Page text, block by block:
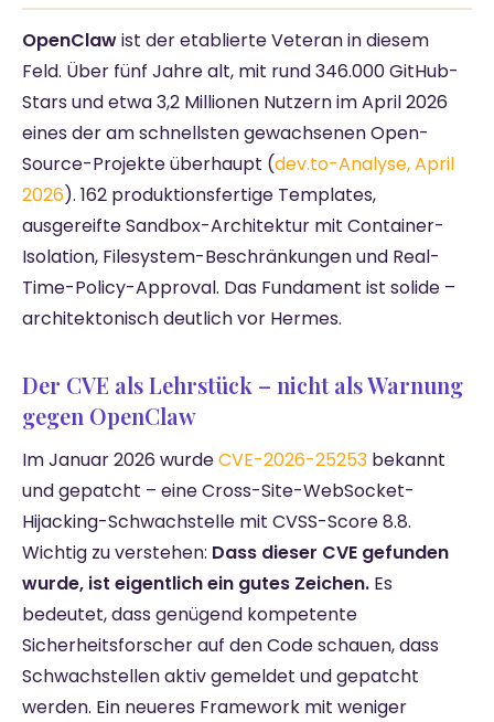
OpenClawist der etablierte Veteran in diesem
Feld. Über fünf Jahre alt, mit rund 346.000 GitHub-
Stars und etwa 3,2 Millionen Nutzern im April 2026
eines der am schnellsten gewachsenen Open-
Source-Projekte überhaupt (dev.to-Analyse, April
2026). 162 produktionsfertige Templates,
ausgereifte Sandbox-Architektur mit Container-
Isolation, Filesystem-Beschränkungen und Real-
Time-Policy-Approval. Das Fundament ist solide –
architektonisch deutlich vor Hermes.
Der CVE als Lehrstück – nicht als Warnung
gegen OpenClaw
Im Januar 2026 wurdeCVE-2026-25253 bekannt
und gepatcht – eine Cross-Site-WebSocket-
Hijacking-Schwachstelle mit CVSS-Score 8.8.
Wichtig zu verstehen: Dass dieser CVE gefunden
wurde, ist eigentlich ein gutes Zeichen. Es
bedeutet, dass genügend kompetente
Sicherheitsforscher auf den Code schauen, dass
Schwachstellen aktiv gemeldet und gepatcht
werden. Ein neueres Framework mit weniger